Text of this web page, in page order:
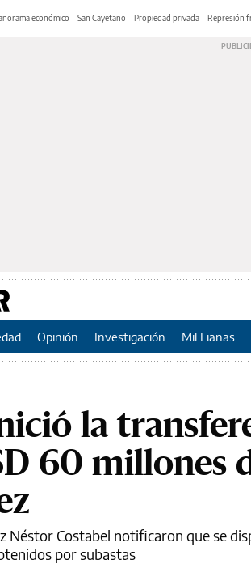
económico San Cayetano Propiedad privada Represión
Opinión Investigación Mil Lianas
la
60 millones
Néstor Costabel notificaron que se
por subastas